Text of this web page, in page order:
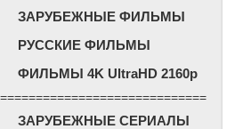
ЗАРУБЕЖНЫЕ ФИЛЬМЫ
РУССКИЕ ФИЛЬМЫ
ФИЛЬМЫ 4K UltraHD 2160p
=============================
ЗАРУБЕЖНЫЕ СЕРИАЛЫ